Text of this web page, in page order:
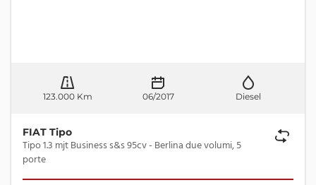
123.000 Km 06/2017 Diesel
FIAT Tipo
Tipo 1.3 mjt Business s&s 95cv - Berlina due volumi, 5
porte